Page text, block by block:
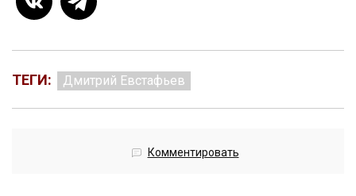
ТЕГИ: Дмитрий Евстафьев
Комментировать